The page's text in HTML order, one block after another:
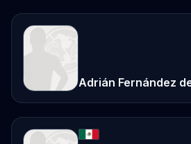
Adrián Fernández